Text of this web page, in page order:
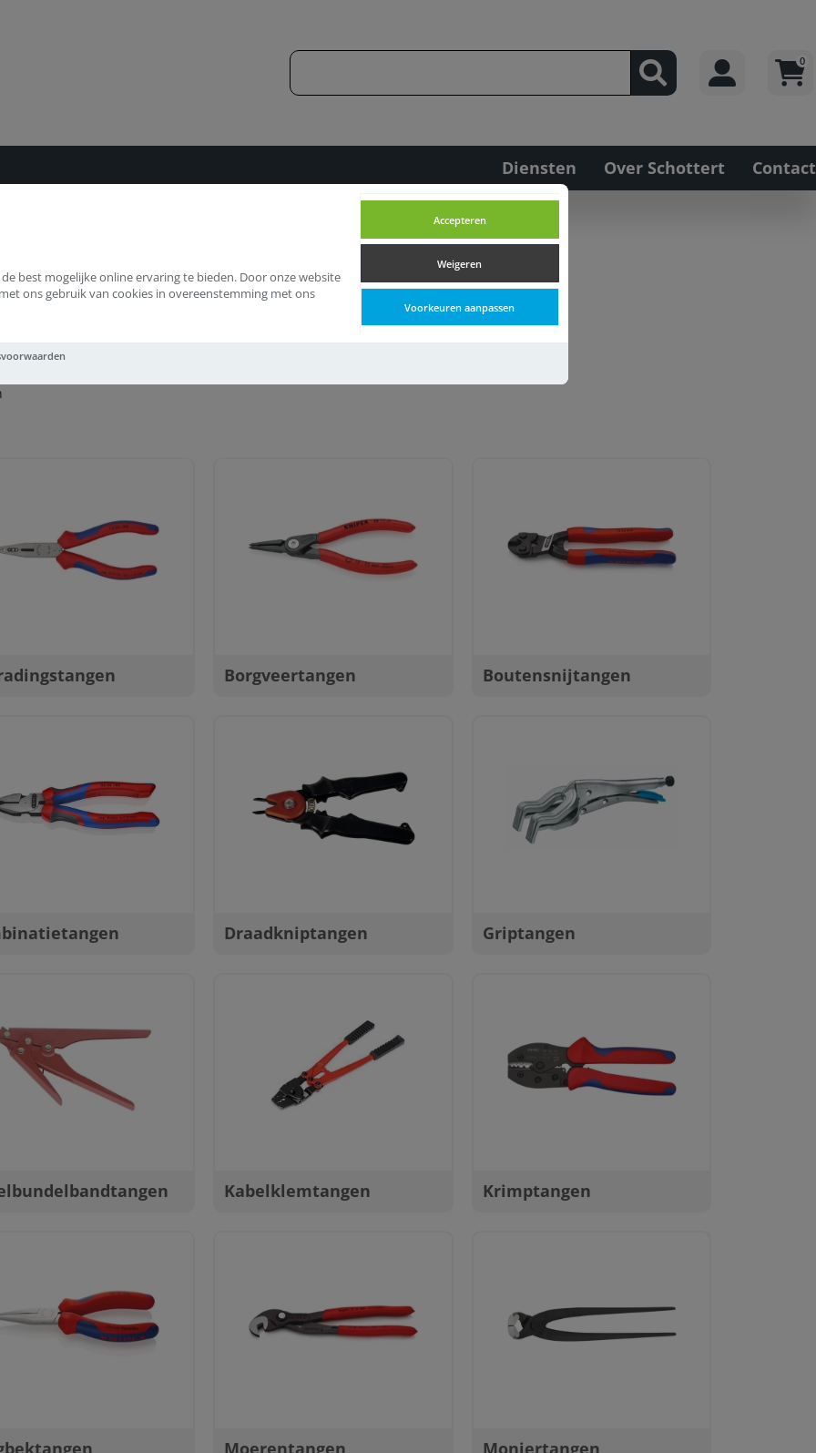
best mogelijke online ervaring te bieden. Door onze website
ons gebruik van cookies in overeenstemming met ons
Accepteren
Weigeren
Voorkeuren aanpassen
0
Diensten Over Schottert Contact
Borgveertangen Boutensnijtangen
Draadkniptangen Griptangen
Kabelklemtangen Krimptangen
Moerentangen Moniertangen